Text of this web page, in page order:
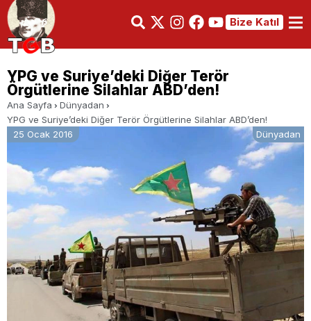
Bize Katıl
YPG ve Suriye’deki Diğer Terör
Örgütlerine Silahlar ABD’den!
Ana Sayfa
Dünyadan
YPG ve Suriye’deki Diğer Terör Örgütlerine Silahlar ABD’den!
25 Ocak 2016
Dünyadan